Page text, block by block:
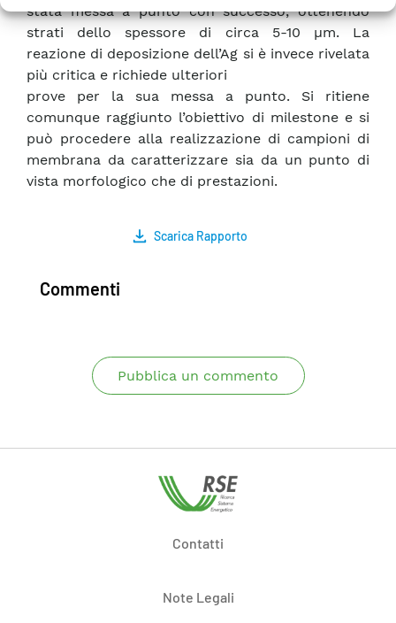
stata messa a punto con successo, ottenendo
strati dello spessore di circa 5-10 µm. La
reazione di deposizione dell’Ag si è invece rivelata
più critica e richiede ulteriori
prove per la sua messa a punto. Si ritiene
comunque raggiunto l’obiettivo di milestone e si
può procedere alla realizzazione di campioni di
membrana da caratterizzare sia da un punto di
vista morfologico che di prestazioni.
Scarica Rapporto
Commenti
Pubblica un commento
Contatti
Note Legali